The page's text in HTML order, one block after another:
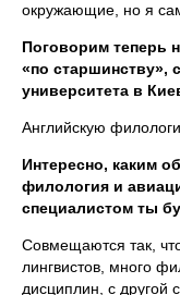
окружающие, но я
Поговорим теперь
«по старшинству»,
университета в
Английскую
Интересно, каким
филология и
специалистом ты
Совмещаются так,
лингвистов, много
дисциплин, с другой